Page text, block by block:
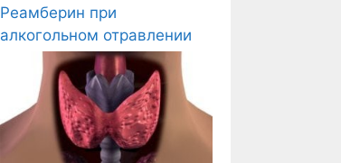
Реамберин при
алкогольном отравлении